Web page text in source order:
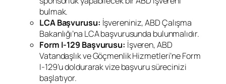
bulmak.
LCA Başvurusu: İşvereniniz, ABD Çalışma
Bakanlığı’na LCA başvurusunda bulunmalıdır.
Form I-129 Başvurusu: İşveren, ABD
Vatandaşlık ve Göçmenlik Hizmetleri’ne Form
I-129’u doldurarak vize başvuru sürecinizi
başlatıyor.